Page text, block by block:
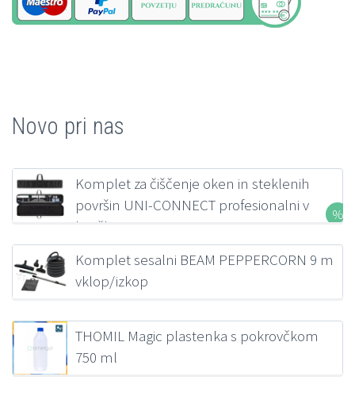
Novo pri nas
Komplet za čiščenje oken in steklenih
površin UNI-CONNECT profesionalni v
kovčku FILMOP
207,00€z DDV
Komplet sesalni BEAM PEPPERCORN 9 m
vklop/izkop
THOMIL Magic plastenka s pokrovčkom
750 ml